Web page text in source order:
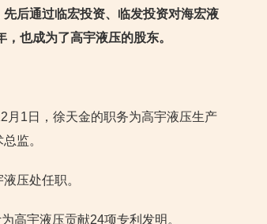
后通过临宏投资、临发投资对海宏液
也成为了高宇液压的股东。
月1日，徐天金的职务为高宇液压生产
监。
压处任职。
高宇液压贡献24项专利发明。